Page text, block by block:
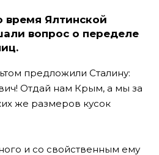
время Ялтинской
вопрос о переделе
предложили Сталину:
Отдай нам Крым, а мы за
же размеров кусок
и со свойственным ему